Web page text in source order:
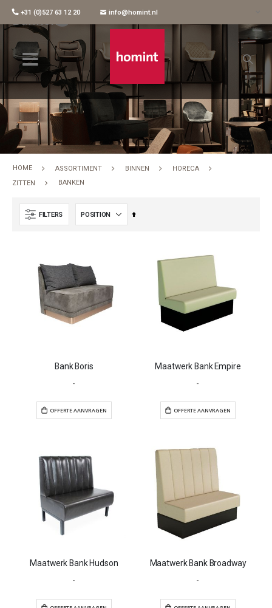
+31 (0)527 63 12 20 info@homint.nl
Banken
HOME ASSORTIMENT BINNEN
HORECA
ZITTEN
BANKEN
FILTERS
Set
Bank Boris
-
OFFERTE AANVRAGEN
Maatwerk Bank Empire
-
OFFERTE
Maatwerk Bank Hudson
-
Maatwerk Bank Broadway
-